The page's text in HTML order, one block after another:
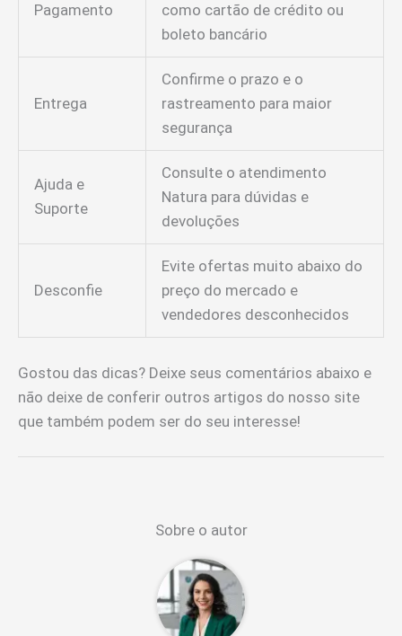
Pagamento
como cartão de crédito ou
boleto bancário
Entrega
Confirme o prazo e o
rastreamento para maior
segurança
Ajuda e
Suporte
Consulte o atendimento
Natura para dúvidas e
devoluções
Desconfie
Evite ofertas muito abaixo do
preço do mercado e
vendedores desconhecidos
Gostou das dicas? Deixe seus comentários abaixo e
não deixe de conferir outros artigos do nosso site
que também podem ser do seu interesse!
Sobre o autor